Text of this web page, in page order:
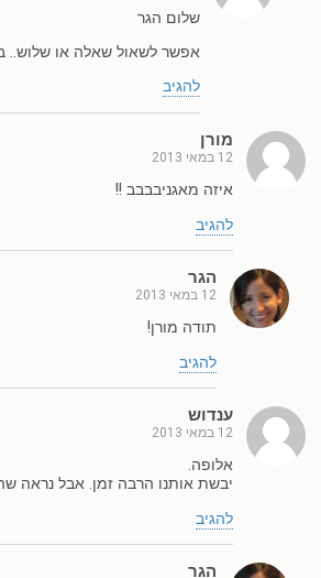
שלום הגר
אפשר לשאול שאלה או שלוש..
להגיב
מורן
12 במאי 2013
איזה מאגניבבבב !!
להגיב
הגר
12 במאי 2013
תודה מורן!
להגיב
ענדוש
12 במאי 2013
אלופה.
יבשת אותנו הרבה זמן. אבל נראה
להגיב
הגר